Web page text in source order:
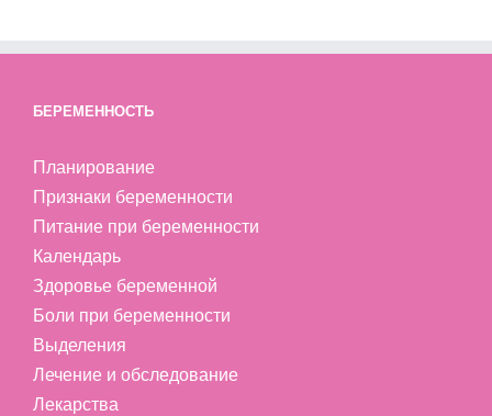
БЕРЕМЕННОСТЬ
Планирование
Признаки беременности
Питание при беременности
Календарь
Здоровье беременной
Боли при беременности
Выделения
Лечение и обследование
Лекарства